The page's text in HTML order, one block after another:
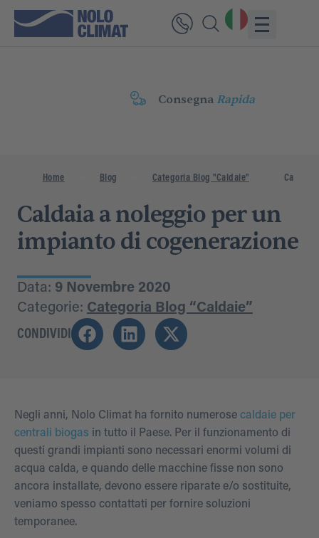
ConsegnaRapida
Home Blog Categoria Blog "Caldaie" Caldaia
Caldaia a noleggio per un
impianto di cogenerazione
Data: 9 Novembre 2020
Categorie: Categoria Blog “Caldaie”
CONDIVIDI
Negli anni, Nolo Climat ha fornito numerose caldaie per
centrali biogas in tutto il Paese. Per il funzionamento di
questi grandi impianti sono necessari enormi volumi di
acqua calda, e quando delle macchine fisse non sono
ancora installate, devono essere riparate e/o sostituite,
veniamo spesso contattati per fornire soluzioni
temporanee.